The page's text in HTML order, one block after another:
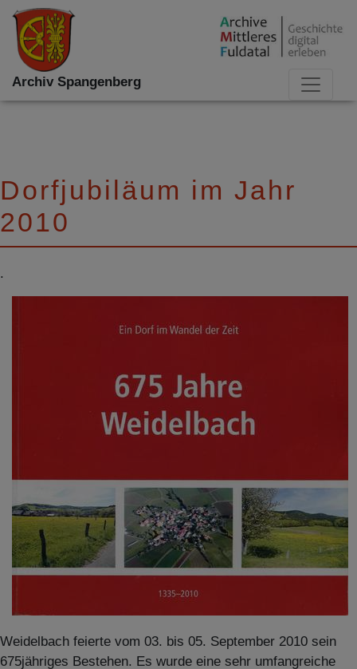
Archiv Spangenberg
Dorfjubiläum im Jahr
2010
.
Weidelbach feierte vom 03. bis 05. September 2010 sein
675jähriges Bestehen. Es wurde eine sehr umfangreiche